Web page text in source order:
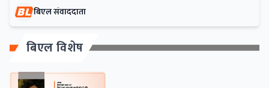
बिएल संवाददाता
बिएल विशेष